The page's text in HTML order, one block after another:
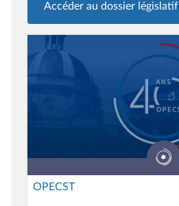
Accéder au dossier législatif
OPECST